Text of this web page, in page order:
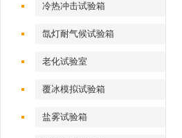
冷热冲击试验箱
氙灯耐气候试验箱
老化试验室
覆冰模拟试验箱
盐雾试验箱